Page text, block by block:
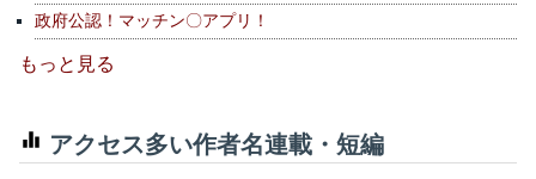
政府公認！マッチン〇アプリ！
もっと見る
アクセス多い作者名連載・短編